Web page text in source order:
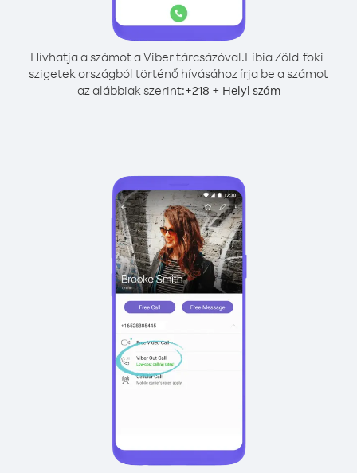
Hívhatja a számot a Viber tárcsázóval.Líbia Zöld-foki-
szigetek országból történő hívásához írja be a számot
az alábbiak szerint:+218 + Helyi szám